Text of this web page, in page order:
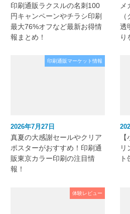
印刷通販ラクスルの名刺100
円キャンペーンやチラシ印刷
最大76%オフなど最新お得情
報まとめ！
透
り
印刷通販マーケット情報
2026年7月27日
真夏の大感謝セールやクリア
ポスターがおすすめ！印刷通
販東京カラー印刷の注目情
報！
リ
体験レビュー